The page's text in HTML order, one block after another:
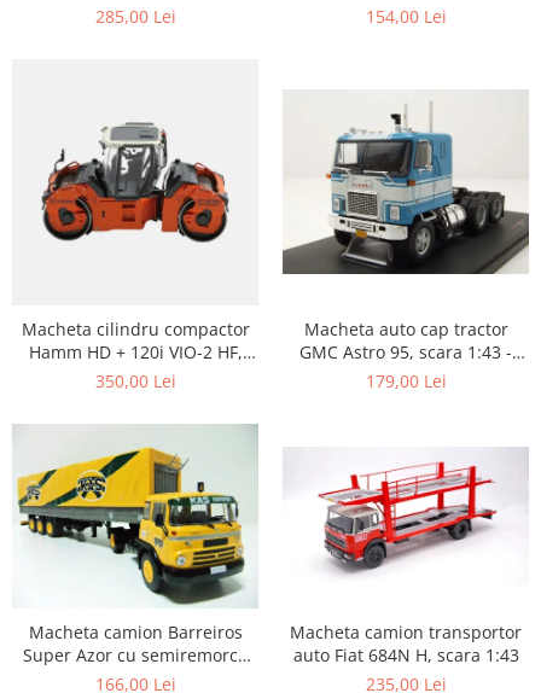
285,00 Lei
154,00 Lei
Macheta cilindru compactor
Hamm HD + 120i VIO-2 HF,
scara 1:50
350,00 Lei
Macheta auto cap tractor
GMC Astro 95, scara 1:43 -
Copie
179,00 Lei
Macheta camion Barreiros
Super Azor cu semiremorca
cu prelata, scara 1:43
166,00 Lei
Macheta camion transportor
auto Fiat 684N H, scara 1:43
235,00 Lei